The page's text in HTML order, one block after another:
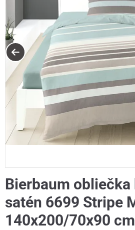
Bierbaum obliečka
satén 6699 Stripe
140x200/70x90 cm